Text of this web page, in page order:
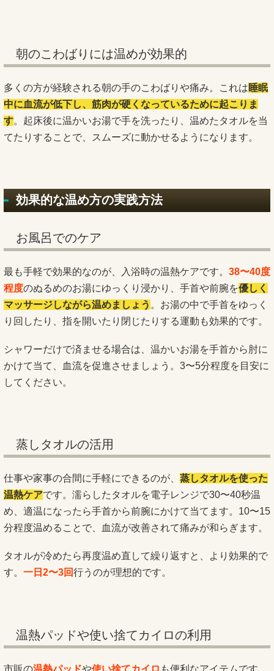
朝のこわばりには温めが効果的
多くの方が経験される朝の手のこわばりや痛み。これは睡眠
中に血流が低下し、筋肉が硬くなっているために起こりま
す。起床後に温かいお湯で手を洗ったり、温めたタオルを当
てたりすることで、スムーズに動かせるようになります。
効果的な温め方の実践方法
お風呂でのケア
最も手軽で効果的なのが、入浴時の温熱ケアです。 38〜40度
程度のぬるめのお湯にゆっくり浸かり、手首や前腕を優しく
マッサージしながら温めましょう 。お湯の中で手首をゆっく
り回したり、指を開いたり閉じたりする運動も効果的です。
シャワーだけで済ませる場合は、温かいお湯を手首から肘に
かけて当て、血流を促進させましょう。3〜5分程度を目安に
してください。
蒸しタオルの活用
仕事や家事の合間に手軽にできるのが、 蒸しタオルを使った
温熱ケアです。濡らしたタオルを電子レンジで30〜40秒温
め、適温になったら手首から前腕にかけて当てます。10〜15
分程度温めることで、血流が改善されて痛みが和らぎます。
タオルが冷めたら再度温め直して繰り返すと、より効果的で
す。 一日2〜3回行うのが理想的です。
温熱パッドや使い捨てカイロの利用
市販の温熱パッドや使い捨てカイロ も便利なアイテムです。